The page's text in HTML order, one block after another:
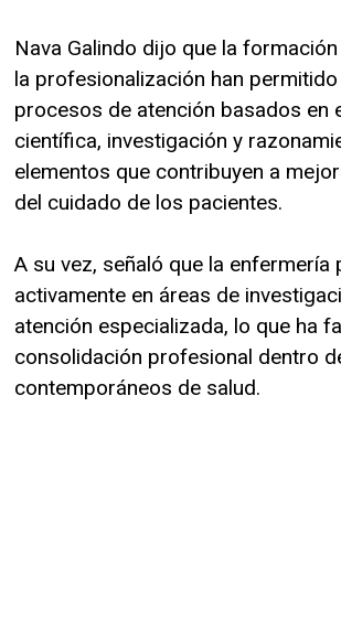
Nava Galindo dijo que la
la profesionalización han
procesos de atención basados en
científica, investigación y
elementos que contribuyen a
del cuidado de los pacientes.
A su vez, señaló que la enfermería
activamente en áreas de
atención especializada, lo que ha
consolidación profesional dentro
contemporáneos de salud.